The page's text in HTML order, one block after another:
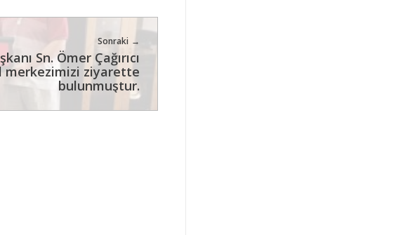
Sonraki
Sn. Ömer Çağırıcı
merkezimizi ziyarette
bulunmuştur.